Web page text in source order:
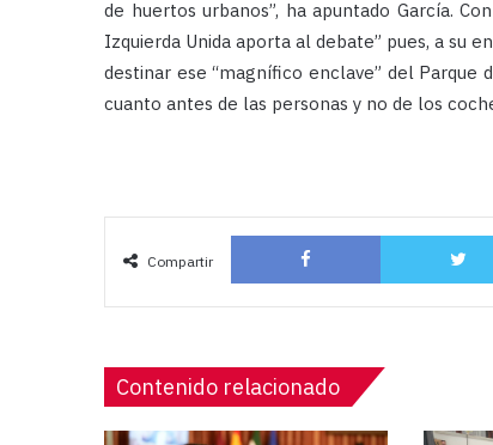
de huertos urbanos”, ha apuntado García.
Izquierda Unida aporta al debate” pues, a su
destinar ese “magnífico enclave” del
cuanto antes de las personas y no de los
Compartir
Facebook
Contenido relacionado